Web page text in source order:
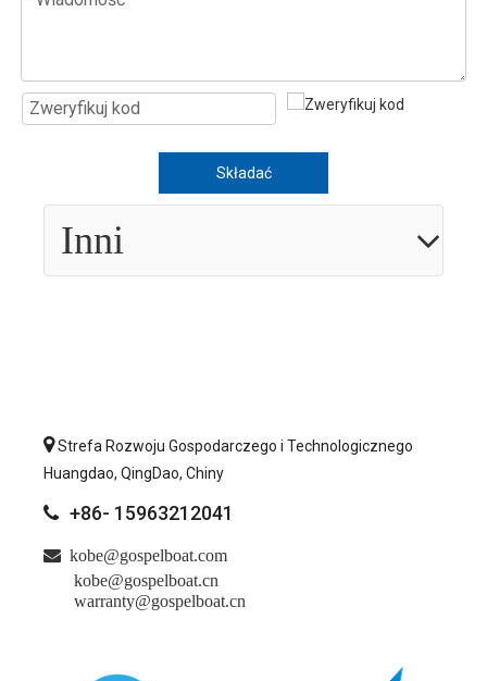
Składać
Inni
Strefa Rozwoju Gospodarczego i Technologicznego
Huangdao, QingDao, Chiny
 +86- 15963212041
 kobe@gospelboat.com
kobe@gospelboat.cn
warranty@gospelboat.cn